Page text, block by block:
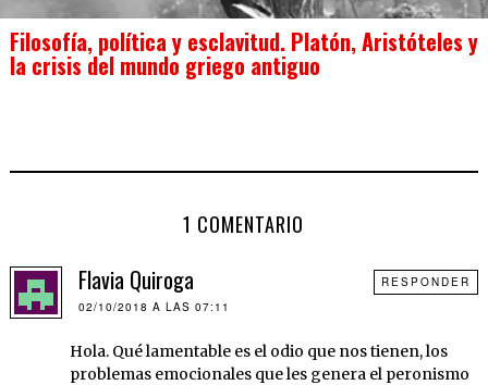
Filosofía, política y esclavitud. Platón, Aristóteles y
la crisis del mundo griego antiguo
1 COMENTARIO
Flavia Quiroga
02/10/2018 A LAS 07:11
Hola. Qué lamentable es el odio que nos tienen, los
problemas emocionales que les genera el peronismo
RESPONDER